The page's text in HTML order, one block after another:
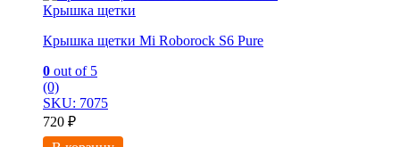
Крышка щетки
Крышка щетки Mi Roborock S6 Pure
0 out of 5
(0)
SKU: 7075
720 ₽